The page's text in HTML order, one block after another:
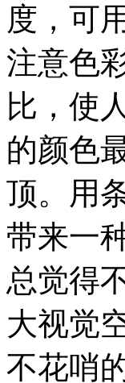
度，可
注意色
比，使
的颜色
顶。用
带来一
总觉得
大视觉
不花哨